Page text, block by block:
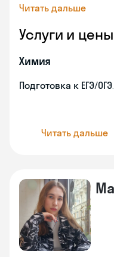
Читать дальше
Услуги и цены
Химия
Подготовка к ЕГЭ/ОГЭ
Читать дальше